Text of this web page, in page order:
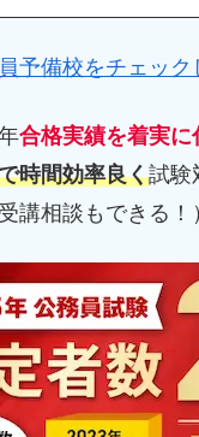
予備校をチェック
合格実績を着実に
時間効率良く試験
講相談もできる！